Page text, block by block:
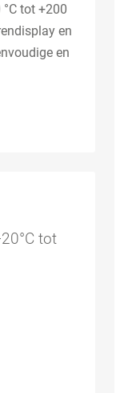
tot +200
en
en
tot